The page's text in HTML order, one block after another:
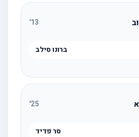
13
'
ברונו סילב
25
'
סר פדיד